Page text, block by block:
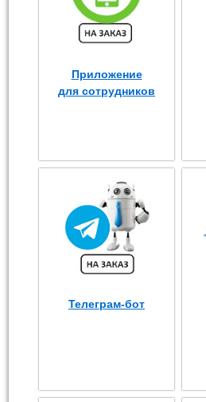
Приложение
для сотрудников
Телеграм-бот